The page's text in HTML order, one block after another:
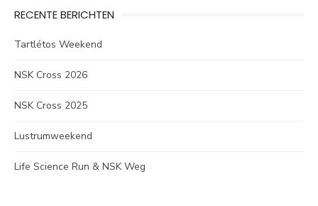
RECENTE BERICHTEN
Tartlétos Weekend
NSK Cross 2026
NSK Cross 2025
Lustrumweekend
Life Science Run & NSK Weg